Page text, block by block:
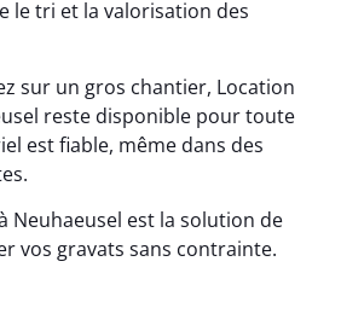
le tri et la valorisation des
sur un gros chantier, Location
reste disponible pour toute
est fiable, même dans des
Neuhaeusel est la solution de
vos gravats sans contrainte.